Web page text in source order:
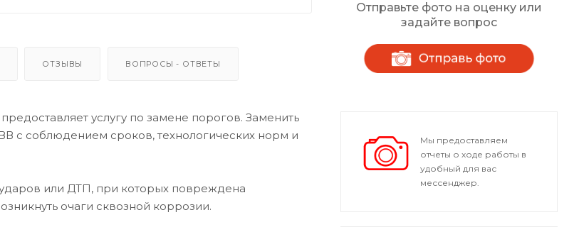
ОТЗЫВЫ ВОПРОСЫ - ОТВЕТЫ
услугу по замене порогов. Заменить
с соблюдением сроков, технологических норм и
или ДТП, при которых повреждена
очаги сквозной коррозии.
Отправьте фото на оценку или
задайте вопрос
Мы предоставляем
отчеты о ходе работы в
удобный для вас
мессенджер.